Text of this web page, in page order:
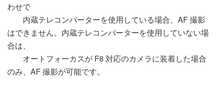
わせで
内蔵テレコンバーターを使用している場合、AF 撮影
はできません。内蔵テレコンバーターを使用していない場
合は、
オートフォーカスが F8 対応のカメラに装着した場合
のみ、AF 撮影が可能です。